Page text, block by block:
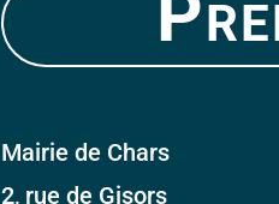
Mairie de Chars
2, rue de Gisors